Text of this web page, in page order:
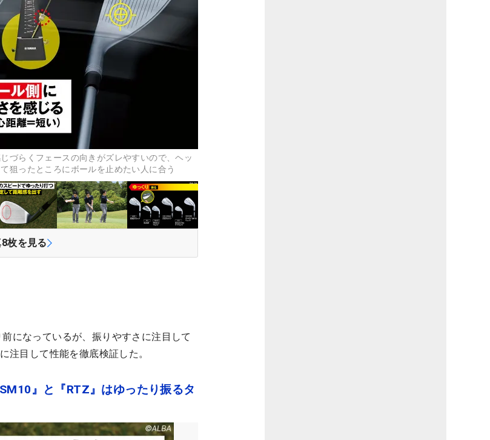
づらくフェースの向きがズレやすいので、ヘッ
狙ったところにボールを止めたい人に合う
8枚を見る
になっているが、振りやすさに注目して
注目して性能を徹底検証した。
』と『RTZ』はゆったり振るタ